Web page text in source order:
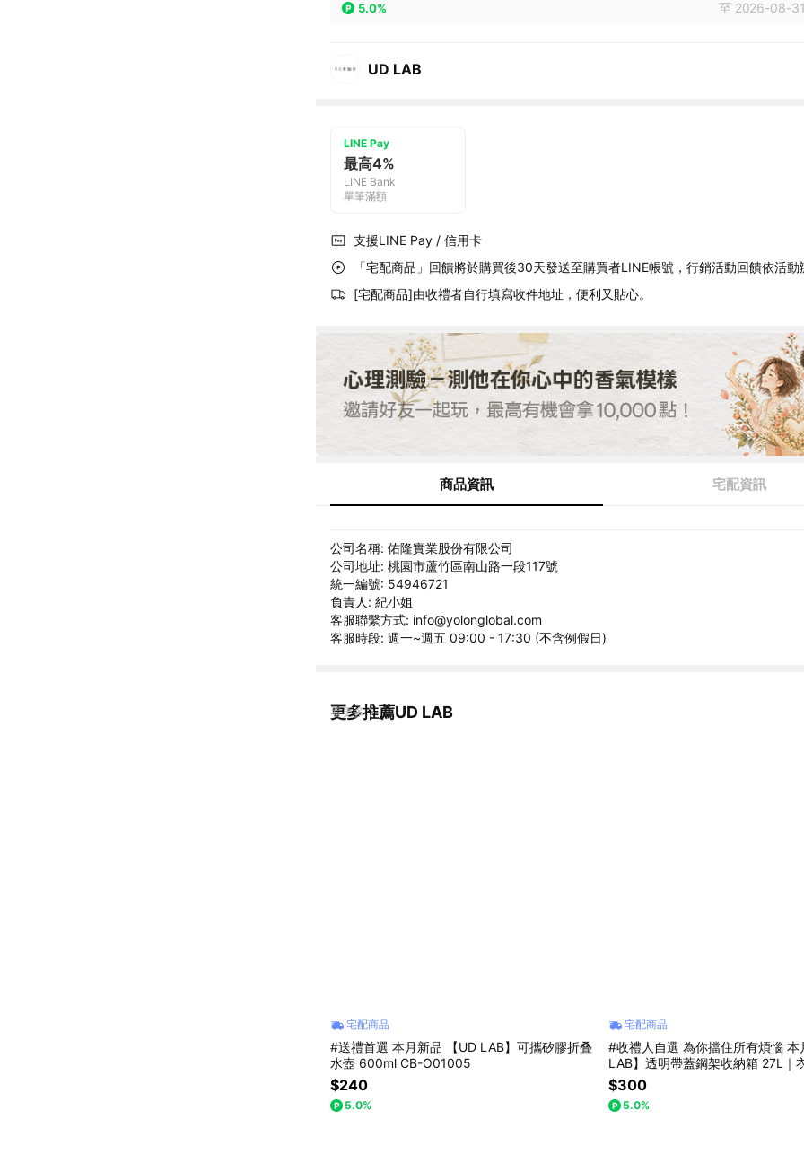
5.0% 至 2026-08-
UD LAB
LINE Pay
最高4%
LINE Bank
單筆滿額
支援LINE Pay / 信用卡
「宅配商品」回饋將於購買後30天發送至購買者LINE帳號，行銷活動回饋依活動
[宅配商品]由收禮者自行填寫收件地址，便利又貼心。
商品資訊 宅配資訊
公司名稱: 佑隆實業股份有限公司
公司地址: 桃園市蘆竹區南山路一段117號
統一編號: 54946721
負責人: 紀小姐
客服聯繫方式: info@yolonglobal.com
客服時段: 週一~週五 09:00 - 17:30 (不含例假日)
更多推薦UD LAB
看更多
宅配商品
#送禮首選 本月新品 【UD LAB】可攜矽膠折叠
水壺 600ml CB-O01005
$240
5.0%
宅配商品
#收禮人自選 為你擋住所有煩惱 本
LAB】透明帶蓋鋼架收納箱 27L｜
具整理・衣櫃層架收納 CB-H05057
$300
5.0%